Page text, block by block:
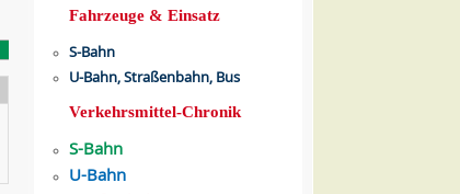
Fahrzeuge & Einsatz
S-Bahn
U-Bahn, Straßenbahn, Bus
Verkehrsmittel-Chronik
S-Bahn
U-Bahn